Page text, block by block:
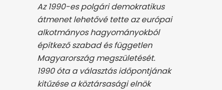
Az 1990-es polgári demokratikus
átmenet lehetővé tette az európai
alkotmányos hagyományokból
építkező szabad és független
Magyarország megszületését.
1990 óta a választás időpontjának
kitűzése a köztársasági elnök